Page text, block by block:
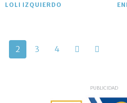
LOLI IZQUIERDO
2 3 4
PUBLICIDAD